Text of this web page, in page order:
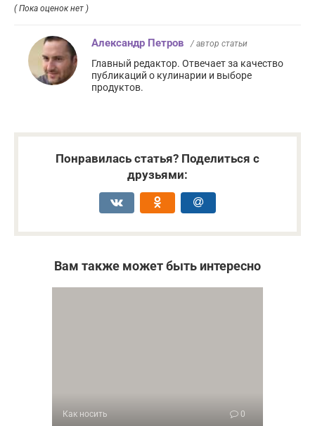
( Пока оценок нет )
Александр Петров / автор статьи
Главный редактор. Отвечает за качество
публикаций о кулинарии и выборе
продуктов.
Понравилась статья? Поделиться с
друзьями:
Вам также может быть интересно
Как носить 0